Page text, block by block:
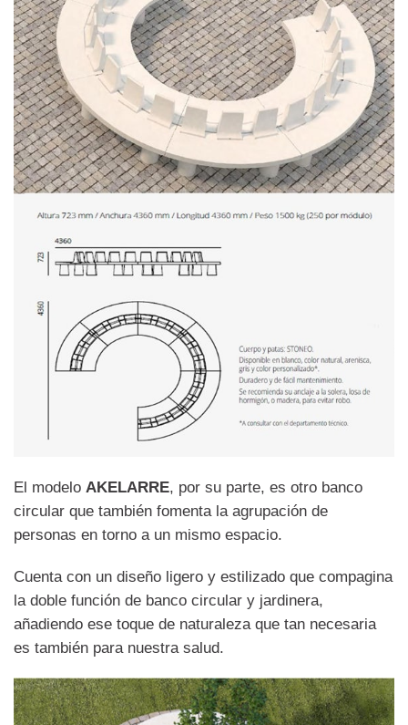
El modelo AKELARRE, por su parte, es otro banco
circular que también fomenta la agrupación de
personas en torno a un mismo espacio.
Cuenta con un diseño ligero y estilizado que compagina
la doble función de banco circular y jardinera,
añadiendo ese toque de naturaleza que tan necesaria
es también para nuestra salud.